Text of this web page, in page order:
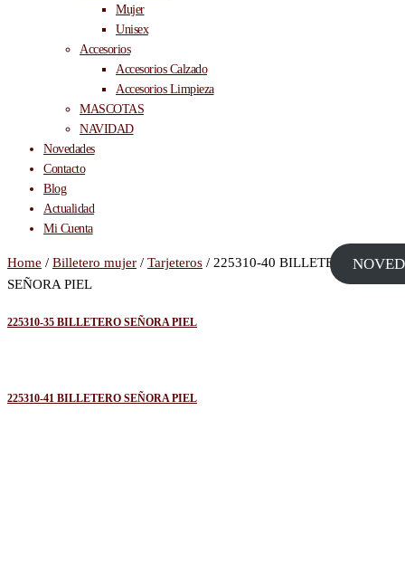
Mujer
Unisex
Accesorios
Accesorios Calzado
Accesorios Limpieza
MASCOTAS
NAVIDAD
Novedades
Contacto
Blog
Actualidad
Mi Cuenta
Home / Billetero mujer / Tarjeteros / 225310-40 BILLETERO
SEÑORA PIEL
225310-35 BILLETERO SEÑORA PIEL
225310-41 BILLETERO SEÑORA PIEL